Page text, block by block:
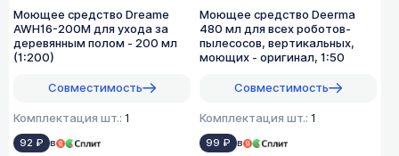
Моющее средство Dreame
AWH16-200M для ухода за
деревянным полом - 200 мл
(1:200)
Совместимость
Комплектация шт.: 1
92 ₽ в
Моющее средство Deerma
480 мл для всех роботов-
пылесосов, вертикальных,
моющих - оригинал, 1:50
Совместимость
Комплектация шт.: 1
99 ₽ в